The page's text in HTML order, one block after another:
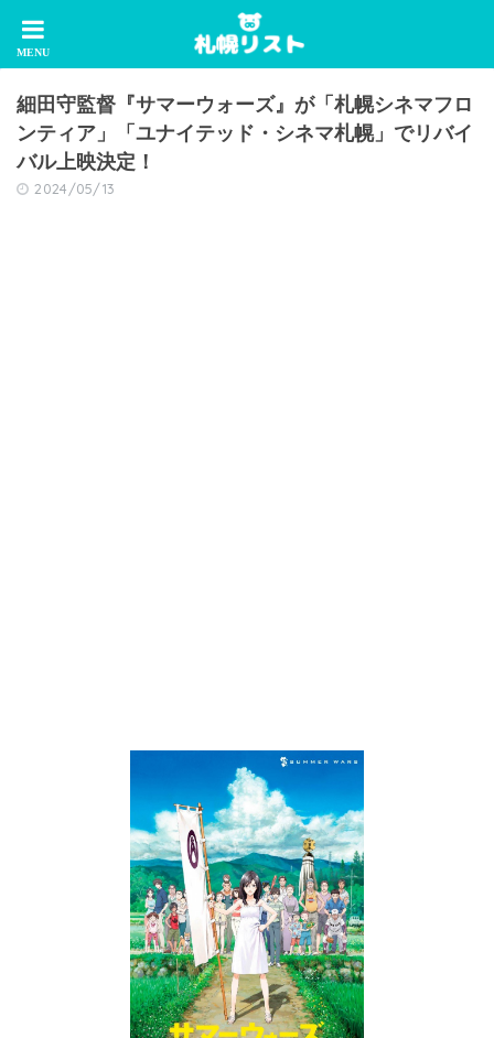
細田守監督『サマーウォーズ』が「札幌シネマフロ
ンティア」「ユナイテッド・シネマ札幌」でリバイ
バル上映決定！
2024/05/13